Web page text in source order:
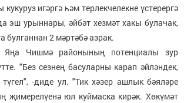
игәргә һәм терлекчелекне үстерергә
эш урыннары, әйбәт хезмәт хакы булачак,
булганнан 2 мәртәбә азрак.
Яңа Чишмә районының потенциалы зур
"Без сезнең басуларны карап әйләндек,
-диде ул. "Тик хәзер ашлык бәяләре
җимерелүенә юл куймаска кирәк. Хөкүмәт